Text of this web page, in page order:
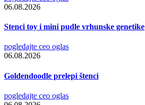
06.08.2026
Stenci toy i mini pudle vrhunske genetike
pogledajte ceo oglas
06.08.2026
Goldendoodle prelepi štenci
pogledajte ceo oglas